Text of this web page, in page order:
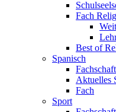
Fach
Best of
Spanisch
Aktuelles
Fach
Sport